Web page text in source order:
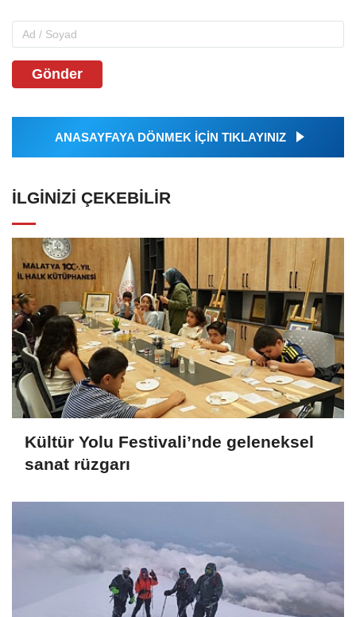
Gönder
ANASAYFAYA DÖNMEK İÇİN TIKLAYINIZ
İLGINIZI ÇEKEBILIR
Kültür Yolu Festivali’nde geleneksel
sanat rüzgarı